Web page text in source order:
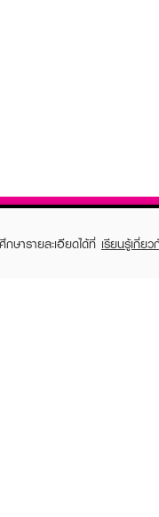
ษารายละเอียดได้ที่ เรียนรู้เกี่ย